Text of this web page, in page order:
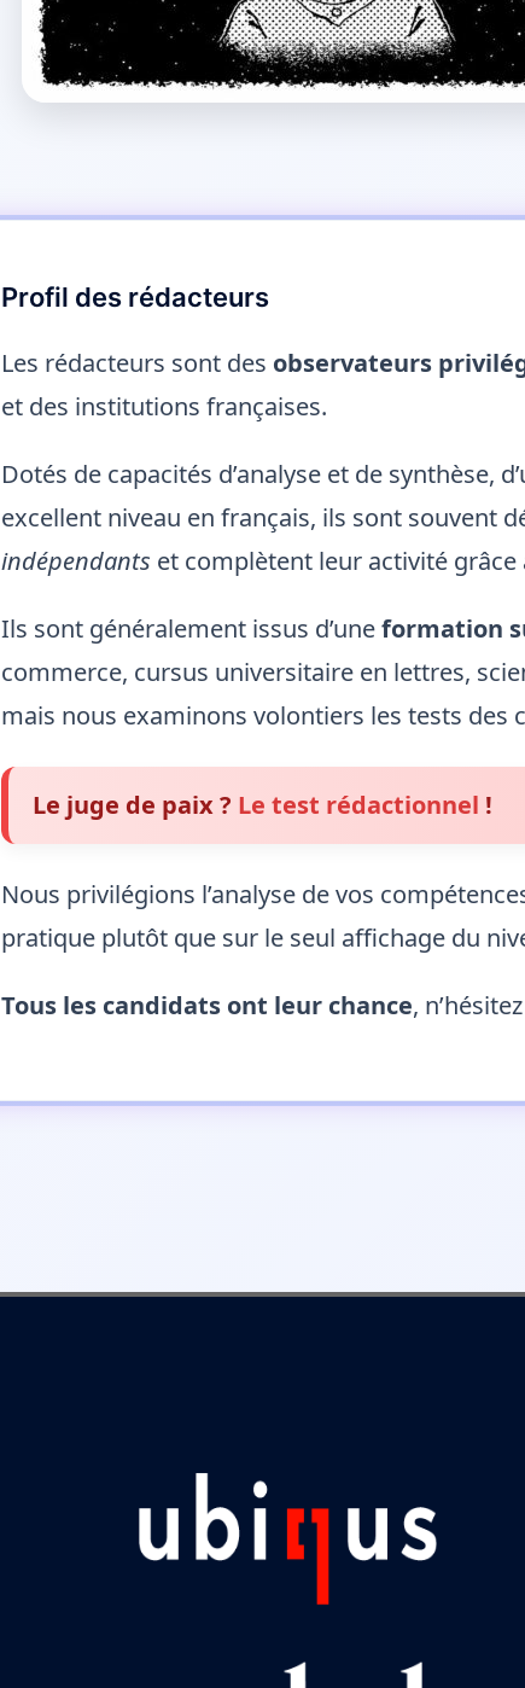
Profil des rédacteurs
Les rédacteurs sont des observateurs
et des institutions françaises.
Dotés de capacités d’analyse et de synthèse,
excellent niveau en français, ils sont souvent
indépendants et complètent leur activité
Ils sont généralement issus d’uneformation
commerce, cursus universitaire en lettres,
mais nous examinons volontiers les tests des
Le juge de paix ? Le test rédactionnel !
Nous privilégions l’analyse de vos
pratique plutôt que sur le seul affichage du
Tous les candidats ont leur chance,